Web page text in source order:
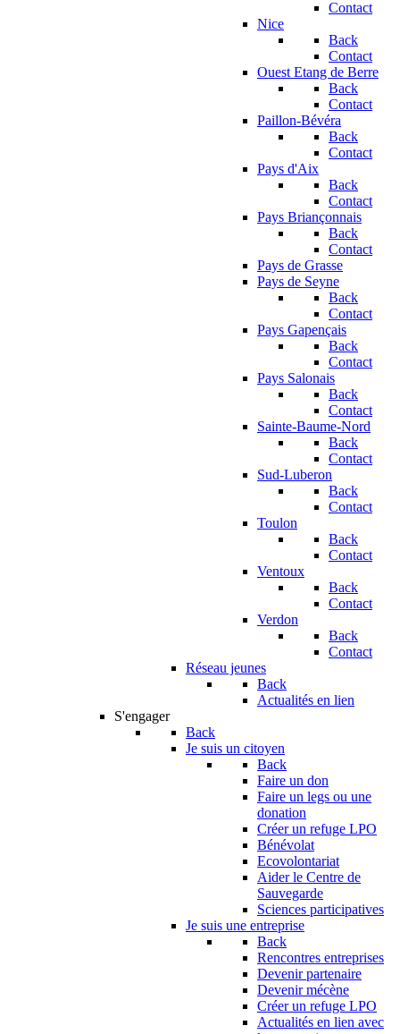
Contact
Nice
Back
Contact
Ouest Etang de Berre
Back
Contact
Paillon-Bévéra
Back
Contact
Pays d'Aix
Back
Contact
Pays Briançonnais
Back
Contact
Pays de Grasse
Pays de Seyne
Back
Contact
Pays Gapençais
Back
Contact
Pays Salonais
Back
Contact
Sainte-Baume-Nord
Back
Contact
Sud-Luberon
Back
Contact
Toulon
Back
Contact
Ventoux
Back
Contact
Verdon
Back
Contact
Réseau jeunes
Back
Actualités en lien
S'engager
Back
Je suis un citoyen
Back
Faire un don
Faire un legs ou une
donation
Créer un refuge LPO
Bénévolat
Ecovolontariat
Aider le Centre de
Sauvegarde
Sciences participatives
Je suis une entreprise
Back
Rencontres entreprises
Devenir partenaire
Devenir mécène
Créer un refuge LPO
Actualités en lien avec